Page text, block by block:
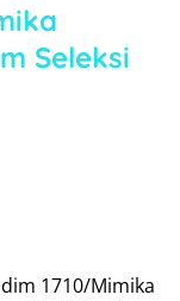
Seleksi
1710/Mimika